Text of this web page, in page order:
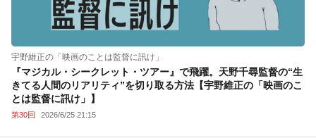
宇野維正の「映画のことは監督に訊け」
『マジカル・シークレット・ツアー』で飛躍。天野千尋監督の“生
きてる人間のリアリティ”を切り取る方法【宇野維正の「映画のこ
とは監督に訊け」】
第30回 2026/6/25 21:15